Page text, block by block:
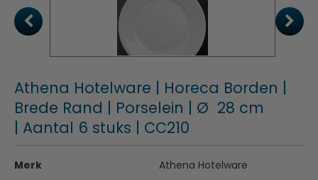
Athena Hotelware | Horeca Borden |
Brede Rand | Porselein | Ø 28 cm
| Aantal 6 stuks | CC210
Merk
Athena Hotelware